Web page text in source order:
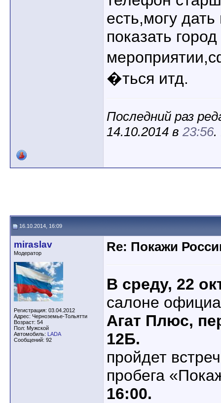
есть,могу
показать
�ться итд.
Последний раз
14.10.2014 в 23:56.
16.10.2014, 16:09
miraslav
Модератор
Регистрация: 03.04.2012
Адрес: Черноземье-Тольятти
Возраст: 54
Пол: Мужской
Автомобиль: LADA
Сообщений: 92
Re: Покажи
В среду, 22
салоне
Агат Плюс,
12Б.
пройдет
пробега
16:00.